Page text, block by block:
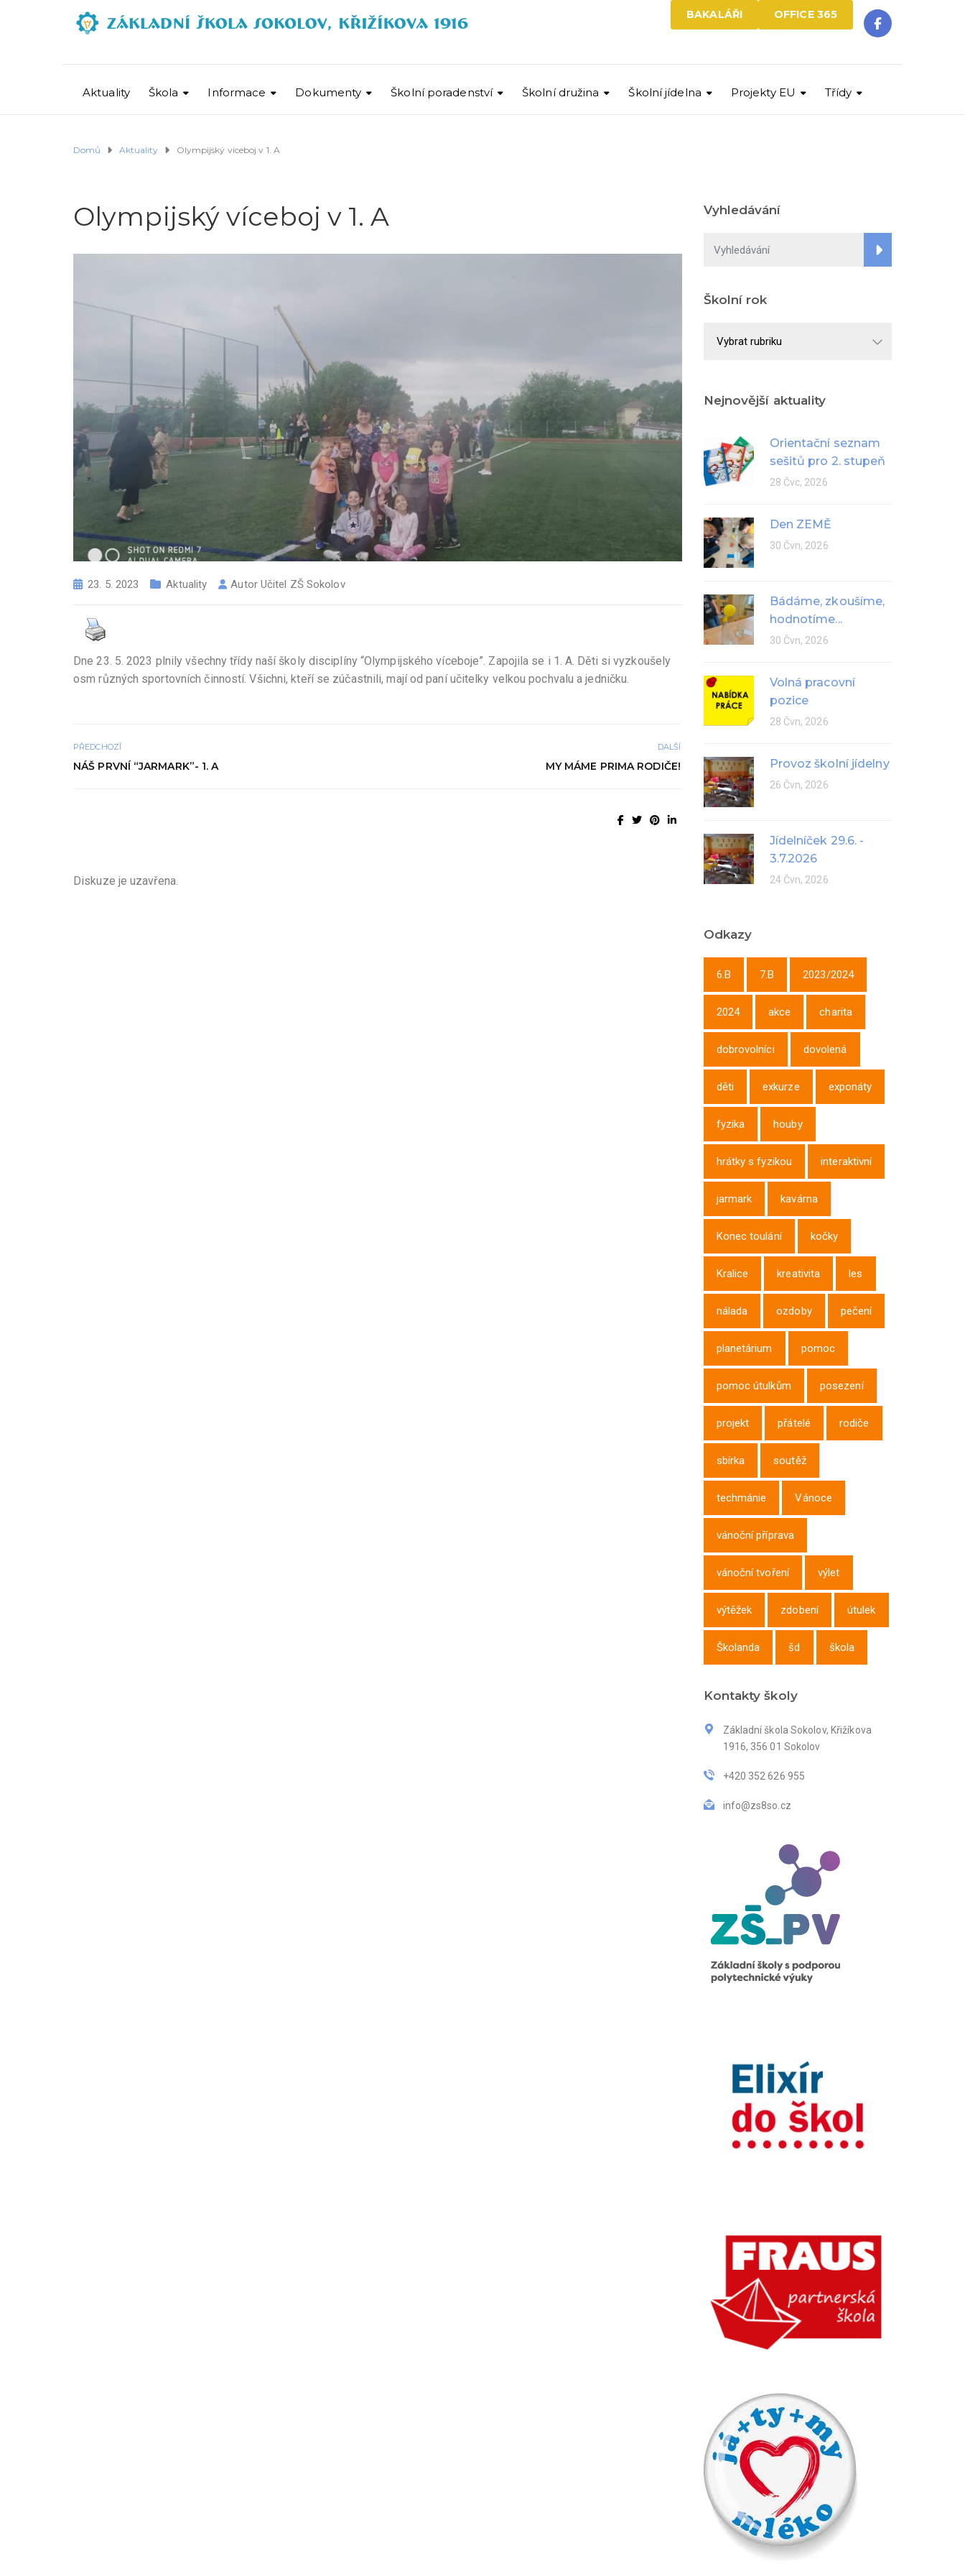
OFFICE 365
BAKALÁŘI
Aktuality Škola Informace Dokumenty Školní poradenství Školní družina Školní jídelna Projekty EU Třídy
Domů Aktuality Olympijský víceboj v 1. A
Olympijský víceboj v 1. A
23. 5. 2023 Aktuality Autor Učitel ZŠ Sokolov
Dne 23. 5. 2023 plnily všechny třídy naší školy disciplíny “Olympijského víceboje”. Zapojila se i 1. A. Děti si vyzkoušely
osm různých sportovních činností. Všichni, kteří se zúčastnili, mají od paní učitelky velkou pochvalu a jedničku.
PŘEDCHOZÍ
NÁŠ PRVNÍ “JARMARK”- 1. A
DALŠÍ
MY MÁME PRIMA RODIČE!
Diskuze je uzavřena.
Vyhledávání
Školní rok
Nejnovější aktuality
Orientační seznam
sešitů pro 2. stupeň
28 Čvc, 2026
Den ZEMĚ
30 Čvn, 2026
Bádáme, zkoušíme,
hodnotíme...
30 Čvn, 2026
Volná pracovní
pozice
28 Čvn, 2026
Provoz školní jídelny
26 Čvn, 2026
Jídelníček 29.6. -
3.7.2026
24 Čvn, 2026
Odkazy
6.B 7.B 2023/2024
2024 akce charita
dobrovolníci dovolená
děti exkurze exponáty
fyzika houby
hrátky s fyzikou interaktivní
jarmark kavárna
Konec toulání kočky
Kralice kreativita les
nálada ozdoby pečení
planetárium pomoc
pomoc útulkům posezení
projekt přátelé rodiče
sbírka soutěž
techmánie Vánoce
vánoční příprava
vánoční tvoření výlet
výtěžek zdobení útulek
Školanda šd škola
Kontakty školy
Základní škola Sokolov, Křižíkova
1916, 356 01 Sokolov
+420 352 626 955
info@zs8so.cz